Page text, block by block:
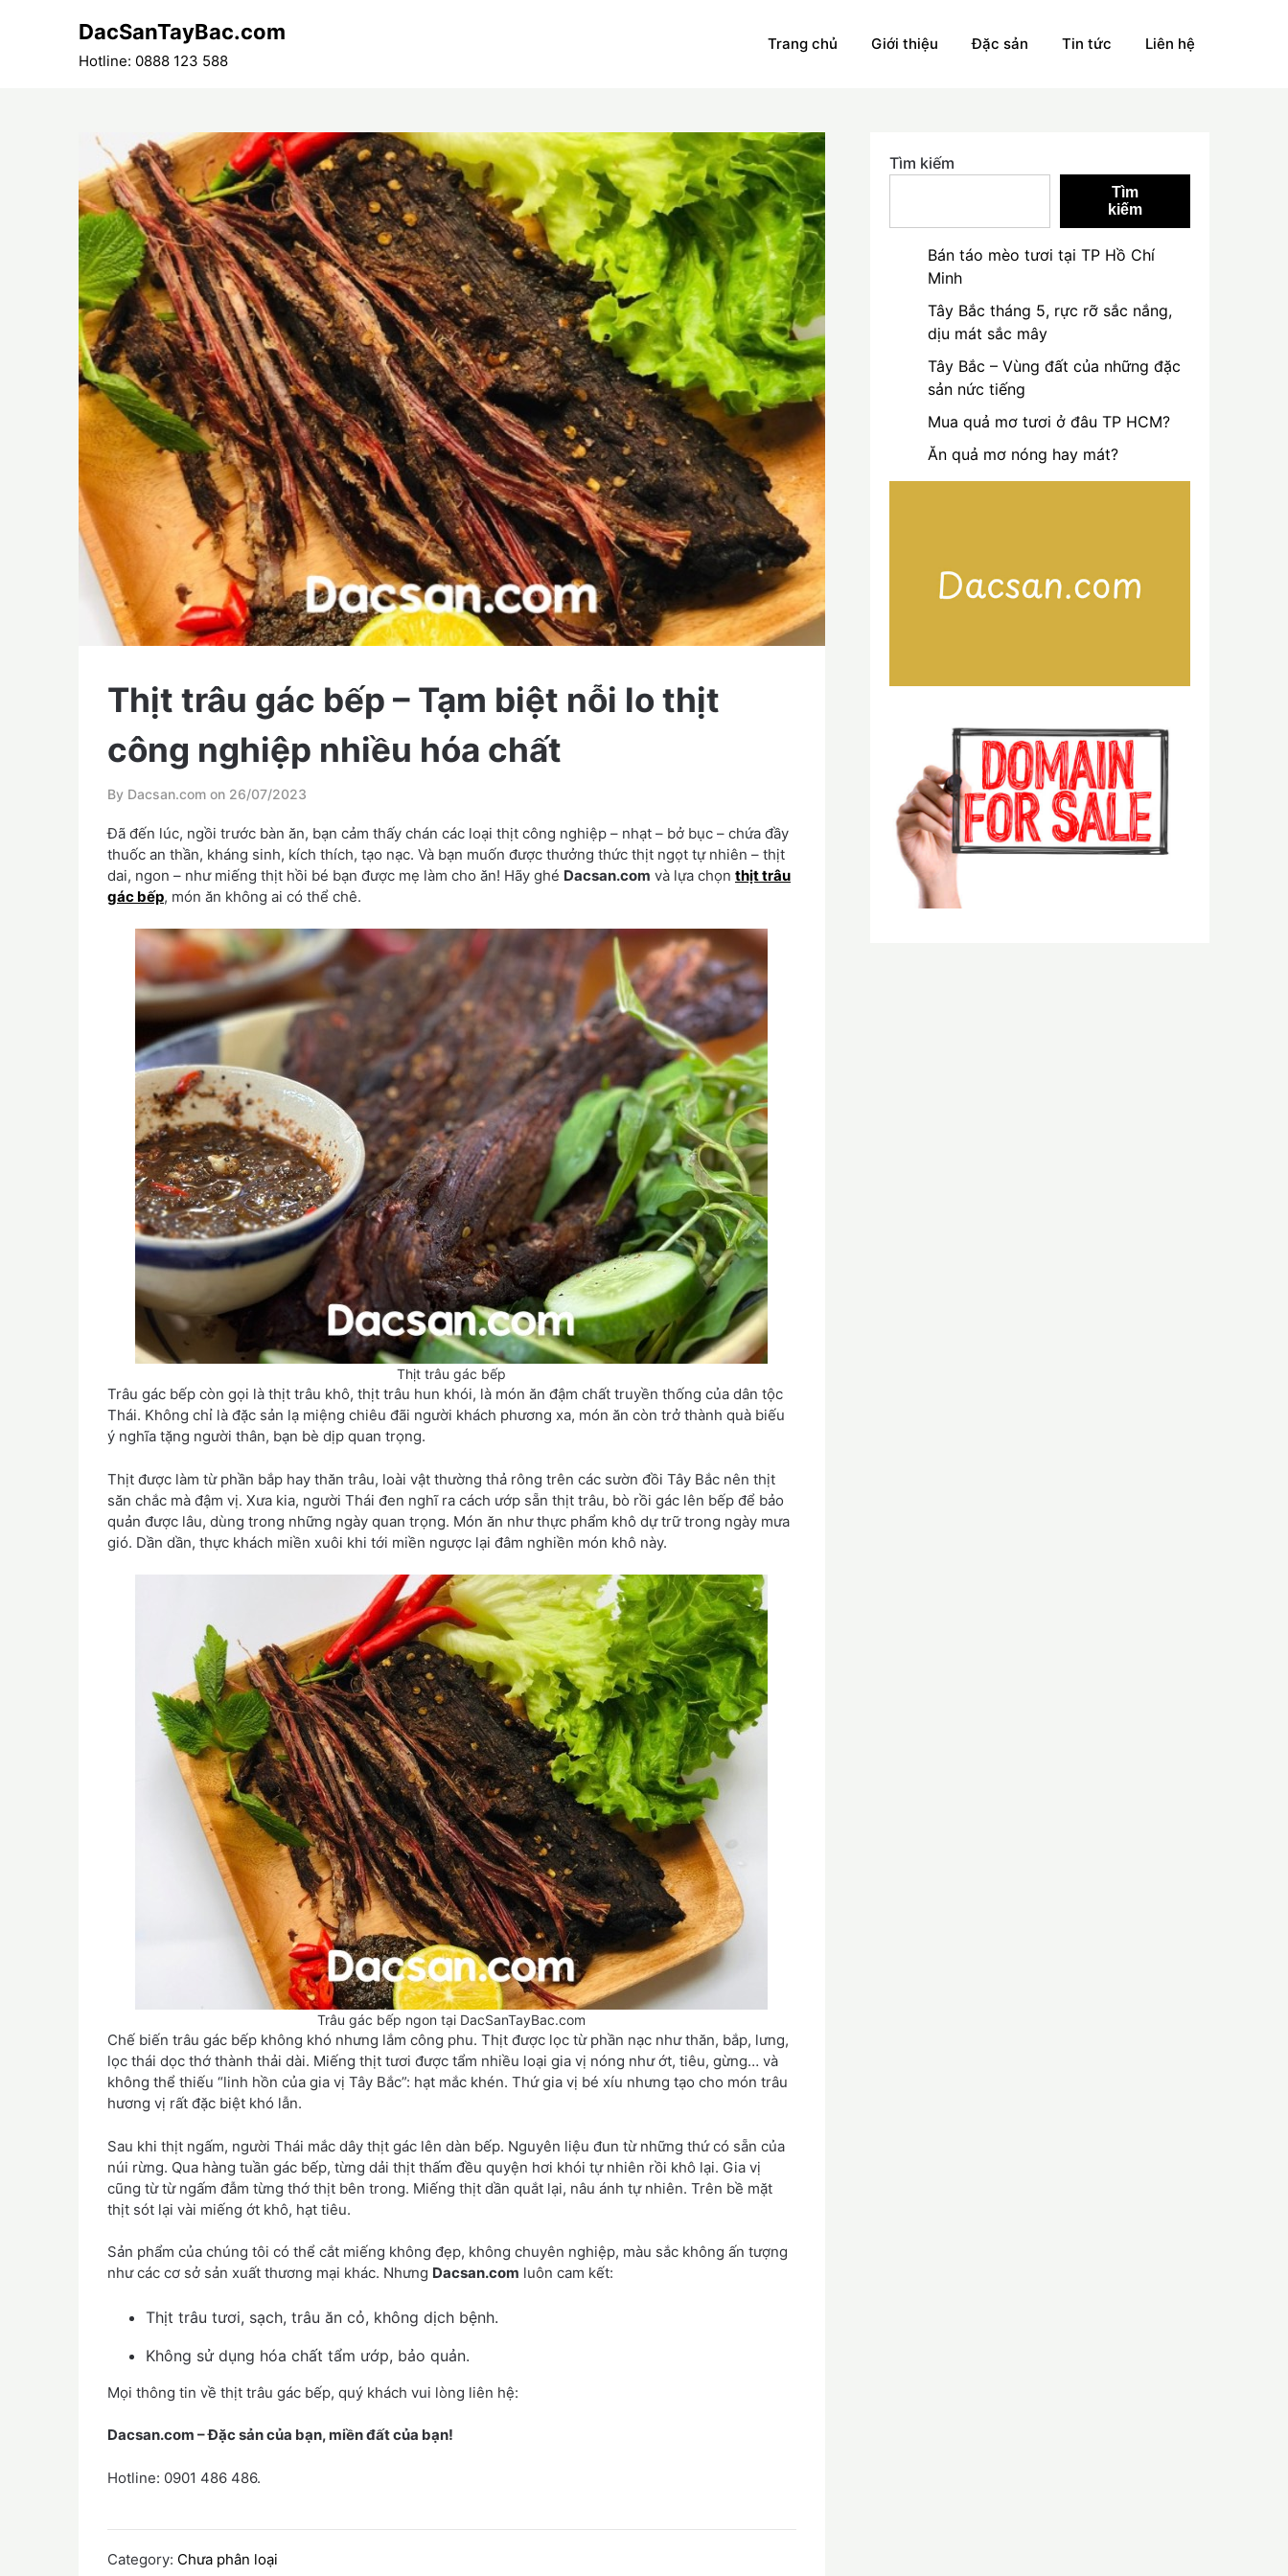
DacSanTayBac.com
Hotline: 0888 123 588
Trang chủ Giới thiệu Đặc sản Tin tức Liên hệ
Thịt trâu gác bếp – Tạm biệt nỗi lo thịt
công nghiệp nhiều hóa chất
By Dacsan.com on 26/07/2023
Đã đến lúc, ngồi trước bàn ăn, bạn cảm thấy chán các loại thịt công nghiệp – nhạt – bở bục – chứa đầy
thuốc an thần, kháng sinh, kích thích, tạo nạc. Và bạn muốn được thưởng thức thịt ngọt tự nhiên – thịt
dai, ngon – như miếng thịt hồi bé bạn được mẹ làm cho ăn! Hãy ghé Dacsan.com và lựa chọn thịt trâu
gác bếp, món ăn không ai có thể chê.
Thịt trâu gác bếp
Trâu gác bếp còn gọi là thịt trâu khô, thịt trâu hun khói, là món ăn đậm chất truyền thống của dân tộc
Thái. Không chỉ là đặc sản lạ miệng chiêu đãi người khách phương xa, món ăn còn trở thành quà biếu
ý nghĩa tặng người thân, bạn bè dịp quan trọng.
Thịt được làm từ phần bắp hay thăn trâu, loài vật thường thả rông trên các sườn đồi Tây Bắc nên thịt
săn chắc mà đậm vị. Xưa kia, người Thái đen nghĩ ra cách ướp sẵn thịt trâu, bò rồi gác lên bếp để bảo
quản được lâu, dùng trong những ngày quan trọng. Món ăn như thực phẩm khô dự trữ trong ngày mưa
gió. Dần dần, thực khách miền xuôi khi tới miền ngược lại đâm nghiền món khô này.
Trâu gác bếp ngon tại DacSanTayBac.com
Chế biến trâu gác bếp không khó nhưng lắm công phu. Thịt được lọc từ phần nạc như thăn, bắp, lưng,
lọc thái dọc thớ thành thải dài. Miếng thịt tươi được tẩm nhiều loại gia vị nóng như ớt, tiêu, gừng… và
không thể thiếu “linh hồn của gia vị Tây Bắc”: hạt mắc khén. Thứ gia vị bé xíu nhưng tạo cho món trâu
hương vị rất đặc biệt khó lẫn.
Sau khi thịt ngấm, người Thái mắc dây thịt gác lên dàn bếp. Nguyên liệu đun từ những thứ có sẵn của
núi rừng. Qua hàng tuần gác bếp, từng dải thịt thấm đều quyện hơi khói tự nhiên rồi khô lại. Gia vị
cũng từ từ ngấm đẫm từng thớ thịt bên trong. Miếng thịt dần quắt lại, nâu ánh tự nhiên. Trên bề mặt
thịt sót lại vài miếng ớt khô, hạt tiêu.
Sản phẩm của chúng tôi có thể cắt miếng không đẹp, không chuyên nghiệp, màu sắc không ấn tượng
như các cơ sở sản xuất thương mại khác. Nhưng Dacsan.com luôn cam kết:
Thịt trâu tươi, sạch, trâu ăn cỏ, không dịch bệnh.
Không sử dụng hóa chất tẩm ướp, bảo quản.
Mọi thông tin về thịt trâu gác bếp, quý khách vui lòng liên hệ:
Dacsan.com – Đặc sản của bạn, miền đất của bạn!
Hotline: 0901 486 486.
Category: Chưa phân loại
Tìm kiếm
Tìm
kiếm
Bán táo mèo tươi tại TP Hồ Chí
Minh
Tây Bắc tháng 5, rực rỡ sắc nắng,
dịu mát sắc mây
Tây Bắc – Vùng đất của những đặc
sản nức tiếng
Mua quả mơ tươi ở đâu TP HCM?
Ăn quả mơ nóng hay mát?